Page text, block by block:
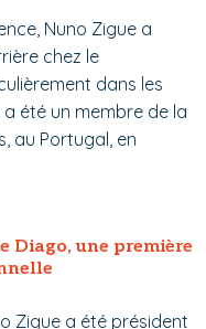
Nuno Zigue a
chez le
dans les
a été un membre de la
au Portugal, en
Diago, une première
Zigue a été président